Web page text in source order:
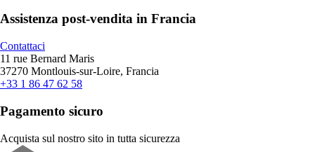
Assistenza post-vendita in Francia
Contattaci
11 rue Bernard Maris
37270 Montlouis-sur-Loire, Francia
+33 1 86 47 62 58
Pagamento sicuro
Acquista sul nostro sito in tutta sicurezza